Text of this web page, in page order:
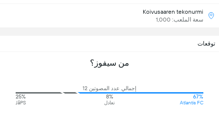
Koivusaaren tekonurmi
سعة الملعب: 1,000
توقعات
من سيفوز؟
إجمالي عدد المصوتين 12
67%
Atlantis FC
8%
تعادل
25%
JäPS